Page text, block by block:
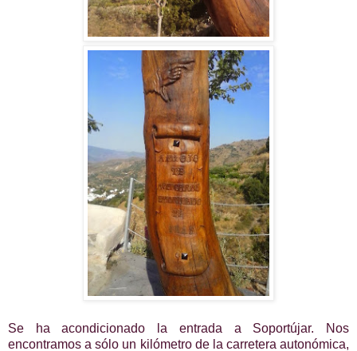
Se ha acondicionado la entrada a Soportújar. Nos
encontramos a sólo un kilómetro de la carretera autonómica,